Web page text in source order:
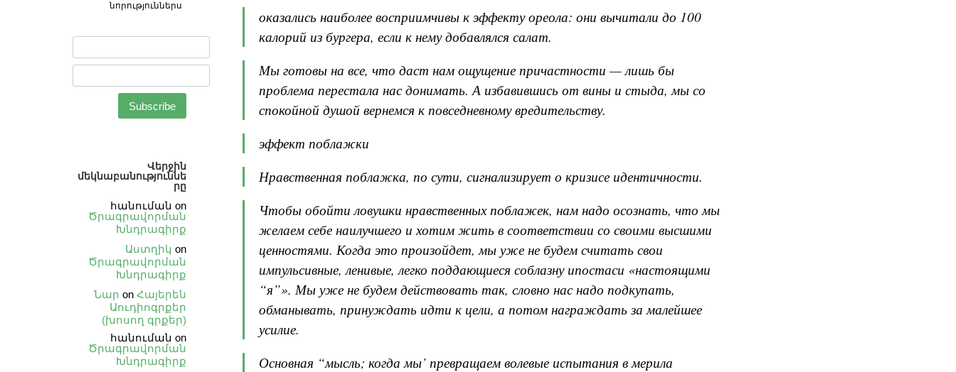
оказались наиболее восприимчивы к эффекту ореола: они вычитали до 100
калорий из бургера, если к нему добавлялся салат.
Мы готовы на все, что даст нам ощущение причастности — лишь бы
проблема перестала нас донимать. А избавившись от вины и стыда, мы со
спокойной душой вернемся к повседневному вредительству.
эффект поблажки
Нравственная поблажка, по сути, сигнализирует о кризисе идентичности.
Чтобы обойти ловушки нравственных поблажек, нам надо осознать, что мы
желаем себе наилучшего и хотим жить в соответствии со своими высшими
ценностями. Когда это произойдет, мы уже не будем считать свои
импульсивные, ленивые, легко поддающиеся соблазну ипостаси «настоящими
“я”». Мы уже не будем действовать так, словно нас надо подкупать,
обманывать, принуждать идти к цели, а потом награждать за малейшее
усилие.
Основная “мысль; когда мы’ превращаем волевые испытания в мерила
նորություններս
Վերջին
մեկնաբանություննե
րը
հանուման on
Ծրագրավորման
Խնդրագիրք
Աստղիկ on
Ծրագրավորման
Խնդրագիրք
Նար on Հայերեն
Աուդիոգրքեր
(խոսող գրքեր)
հանուման on
Ծրագրավորման
Խնդրագիրք